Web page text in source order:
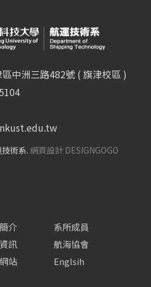
中洲三路482號 ( 旗津校區 )
術系. 網頁設計 DESIGNGOGO
介
系所成員
訊
航海協會
站 Englsih